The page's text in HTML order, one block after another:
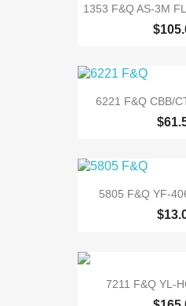
1353 F&Q AS-3M
6221 F&Q CBB/
5805 F&Q YF-
7211 F&Q YL-